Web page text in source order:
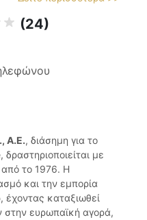
(24)
Α.Ε., διάσημη για το
με
από το 1976. Η
και την εμπορία
καταξιωθεί
στην ευρωπαϊκή αγορά,